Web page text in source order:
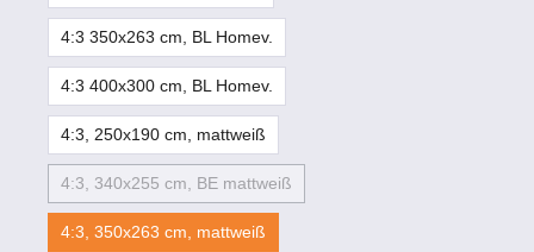
4:3 350x263 cm, BL Homev.
4:3 400x300 cm, BL Homev.
4:3, 250x190 cm, mattweiß
4:3, 340x255 cm, BE mattweiß
4:3, 350x263 cm, mattweiß